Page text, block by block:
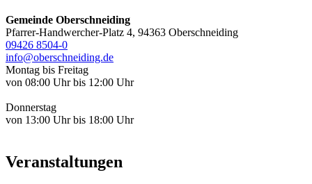
Gemeinde Oberschneiding
Pfarrer-Handwercher-Platz 4, 94363 Oberschneiding
09426 8504-0
info@oberschneiding.de
Montag bis Freitag
von 08:00 Uhr bis 12:00 Uhr
Donnerstag
von 13:00 Uhr bis 18:00 Uhr
Veranstaltungen